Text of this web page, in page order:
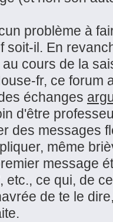
problème à
soit-il. En
cours de la
fr, ce forum
échanges
d'être
des messages
même
message
etc., ce qui, de
de te le